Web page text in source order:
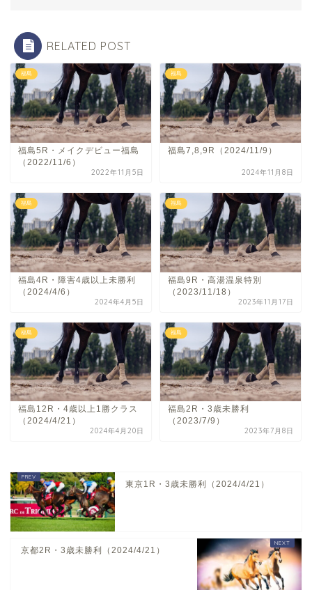
RELATED POST
福島
福島5R・メイクデビュー福島
（2022/11/6）
2022年11月5日
福島
福島7,8,9R（2024/11/9）
2024年11月8日
福島
福島4R・障害4歳以上未勝利
（2024/4/6）
2024年4月5日
福島
福島9R・高湯温泉特別
（2023/11/18）
2023年11月17日
福島
福島12R・4歳以上1勝クラス
（2024/4/21）
2024年4月20日
福島
福島2R・3歳未勝利
（2023/7/9）
2023年7月8日
東京1R・3歳未勝利（2024/4/21）
京都2R・3歳未勝利（2024/4/21）